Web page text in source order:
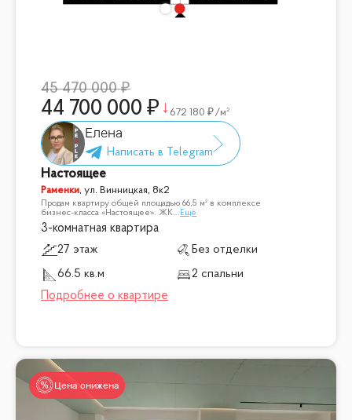
45 470 000
44 700 000 672 180 /м²
Елена
Настоящее
Раменки,ул. Винницкая, 8к2
Продам квартиру общей площадью 66,5 м² в комплексе
бизнес-класса «Настоящее». ЖК... Ещё
3-комнатная квартира
27 этаж
Без отделки
66.5 кв.м
2 спальни
Цена снижена